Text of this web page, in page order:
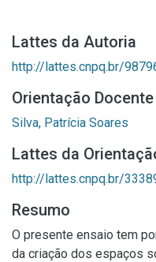
Lattes da Autoria
http://lattes.cnpq.br/
Orientação Docente
Silva, Patrícia Soares
Lattes da
http://lattes.cnpq.br/
Resumo
O presente ensaio tem
da criação dos espaços